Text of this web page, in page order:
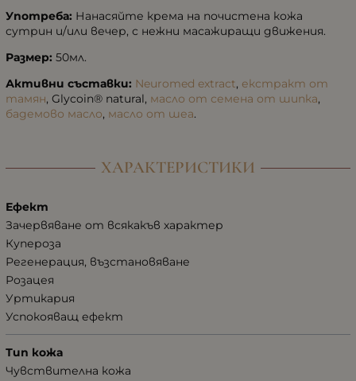
Употреба: Нанасяйте крема на почистена кожа
сутрин и/или вечер, с нежни масажиращи движения.
Размер: 50мл.
Активни съставки: Neuromed extract, екстракт от
тамян, Glycoin® natural, масло от семена от шипка,
бадемово масло, масло от шеа.
ХАРАКТЕРИСТИКИ
Ефект
Зачервяване от всякакъв характер
Купероза
Регенерация, възстановяване
Розацея
Уртикария
Успокояващ ефект
Тип кожа
Чувствителна кожа